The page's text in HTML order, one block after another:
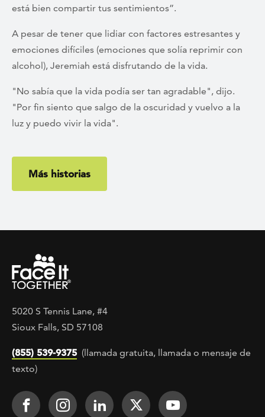
está bien compartir tus sentimientos”.
A pesar de tener que lidiar con factores estresantes y
emociones difíciles (emociones que solía reprimir con
alcohol), Jeremiah está disfrutando de la vida.
"No sabía que la vida podía ser tan agradable", dijo.
"Por fin siento que salgo de la oscuridad y vuelvo a la
luz y puedo vivir la vida".
Más historias
5020 S Tennis Lane, #4
Sioux Falls, SD 57108
(855) 539-9375 (llamada gratuita, llamada o mensaje de
texto)
Footer Social
Face It TOGETHER on Facebook
Face It TOGETHER on
Face It TOGETHER on
Face ItFace It